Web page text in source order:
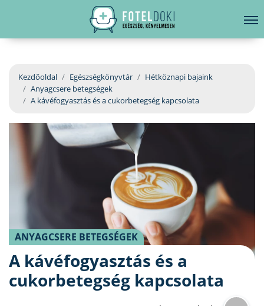
EGÉSZSÉGKÖNYVTÁR
BETEGSÉGKALAUZ
ÜGYELETKERESŐ
ORVOS VÁLASZOL
hirdetés
Kezdőoldal Egészségkönyvtár
Hétköznapi bajaink
Anyagcsere betegségek
A kávéfogyasztás és a cukorbetegség kapcsolata
ANYAGCSERE BETEGSÉGEK
A kávéfogyasztás és a
cukorbetegség kapcsolata